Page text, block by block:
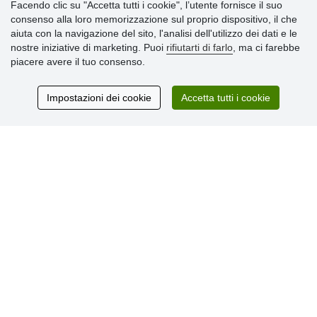
» Impostazioni dei cookie
» Termini & Condizioni
» Informativa sulla Privacy
» Consegna e pagamento
» Garanzia e resi
Facendo clic su "Accetta tutti i cookie", l’utente fornisce il suo
consenso alla loro memorizzazione sul proprio dispositivo, il che
aiuta con la navigazione del sito, l'analisi dell'utilizzo dei dati e le
nostre iniziative di marketing. Puoi rifiutarti di farlo , ma ci farebbe
piacere avere il tuo consenso.
Impostazioni dei cookie Accetta tutti i cookie